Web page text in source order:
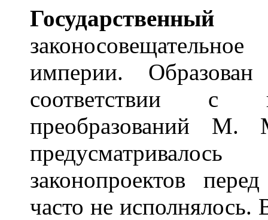
Государственный
империи.
соответствии с
преобразований
законопроектов
часто не исполнялось.